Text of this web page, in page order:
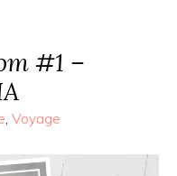
#1 –
, Voyage